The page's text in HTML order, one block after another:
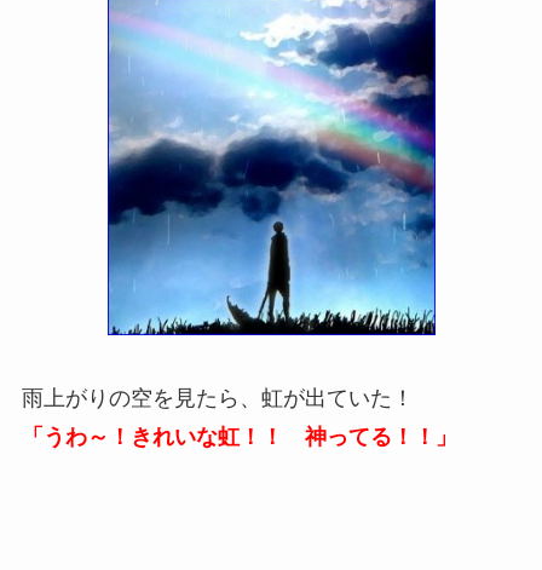
雨上がりの空を見たら、虹が出ていた！
「うわ～！きれいな虹！！ 神ってる！！」